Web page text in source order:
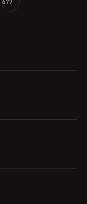
677